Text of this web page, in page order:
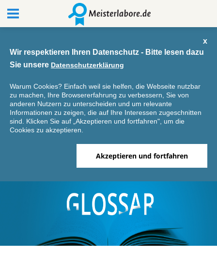
x
Wir respektieren Ihren Datenschutz - Bitte lesen dazu
Sie unsere Datenschutzerklärung
Warum Cookies? Einfach weil sie helfen, die Webseite nutzbar
zu machen, Ihre Browsererfahrung zu verbessern, Sie von
anderen Nutzern zu unterscheiden und um relevante
Informationen zu zeigen, die auf Ihre Interessen zugeschnitten
sind. Klicken Sie auf „Akzeptieren und fortfahren", um die
Cookies zu akzeptieren.
Akzeptieren und fortfahren